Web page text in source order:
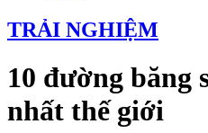
TRẢI NGHIỆM
10 đường băng
nhất thế giới